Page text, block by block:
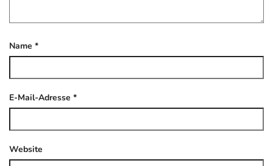
Name *
E-Mail-Adresse *
Website